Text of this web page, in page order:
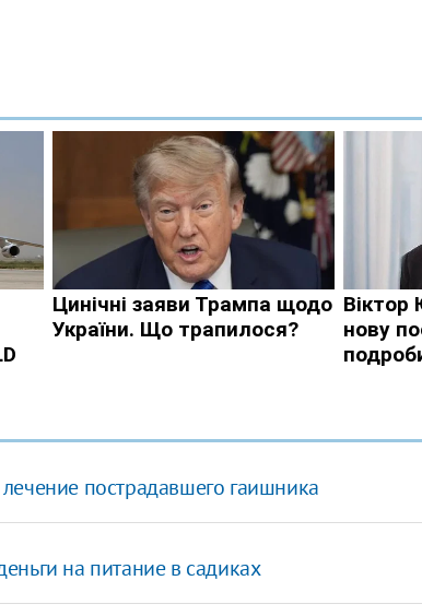
пострадавшего гаишника
на питание в садиках